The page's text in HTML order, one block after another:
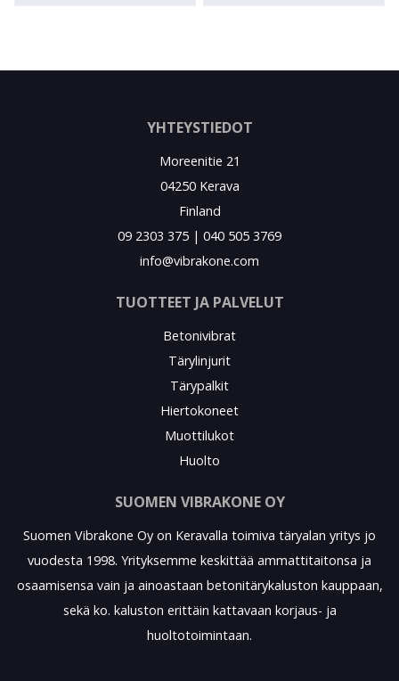
YHTEYSTIEDOT
Moreenitie 21
04250 Kerava
Finland
09 2303 375 | 040 505 3769
info@vibrakone.com
TUOTTEET JA PALVELUT
Betonivibrat
Tärylinjurit
Tärypalkit
Hiertokoneet
Muottilukot
Huolto
SUOMEN VIBRAKONE OY
Suomen Vibrakone Oy on Keravalla toimiva täryalan yritys jo
vuodesta 1998. Yrityksemme keskittää ammattitaitonsa ja
osaamisensa vain ja ainoastaan betonitärykaluston kauppaan,
sekä ko. kaluston erittäin kattavaan korjaus- ja
huoltotoimintaan.